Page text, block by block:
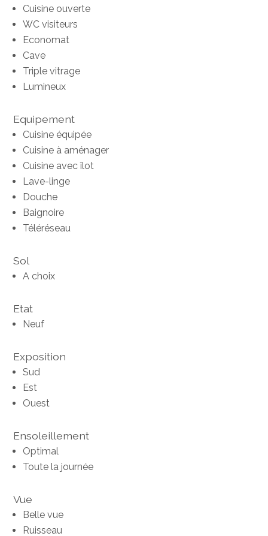
Cuisine ouverte
WC visiteurs
Economat
Cave
Triple vitrage
Lumineux
Equipement
Cuisine équipée
Cuisine à aménager
Cuisine avec îlot
Lave-linge
Douche
Baignoire
Téléréseau
Sol
A choix
Etat
Neuf
Exposition
Sud
Est
Ouest
Ensoleillement
Optimal
Toute la journée
Vue
Belle vue
Ruisseau